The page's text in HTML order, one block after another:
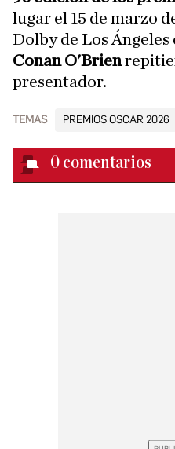
lugar el 15 de marzo
Dolby de Los
Conan O'Brien
presentador.
TEMAS PREMIOS OSCAR 2026
0 comentarios